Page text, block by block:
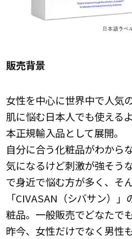
販売背景
女性を中心に世界中で人気
肌に悩む日本人でも使える
本正規輸入品として展開。
自分に合う化粧品がわから
気になるけど刺激が強そう
で身近で悩む方が多く、そ
「CIVASAN（シバサン）
粧品。一般販売でどなたで
昨今、女性だけでなく男性